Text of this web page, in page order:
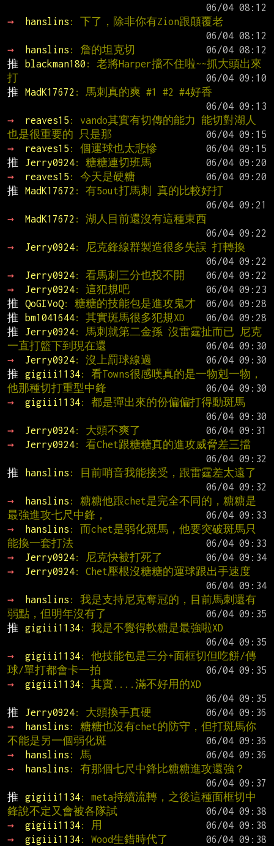
→
hanslins : 下了，除非你有Zion跟顛覆老
→
hanslins : 詹的坦克切
推
blackman180 : 老將Harper擋不住啦~~抓大頭出來
打
推
MadK17672 : 馬刺真的爽 #1 #2 #4好香
→
reaves15 : vando其實有切傳的能力 能切對湖人
也是很重要的 只是那
→
reaves15 : 個運球也太悲慘
推
Jerry0924: 糖糖連切班馬
→
reaves15 : 今天是硬糖
推
MadK17672 : 有5out打馬刺 真的比較好打
→
MadK17672 : 湖人目前還沒有這種東西
→
Jerry0924: 尼克鋒線群製造很多失誤 打轉換
→
Jerry0924: 看馬刺三分也投不開
→
Jerry0924: 這犯規吧
推
QoGIVoQ: 糖糖的技能包是進攻鬼才
推
bm1041644: 其實斑馬很多犯規XD
推
Jerry0924: 馬刺就第二金孫 沒雷霆扯而已 尼克
一直打籃下到現在還
→
Jerry0924: 沒上罰球線過
推
gigiii1134: 看Towns很感嘆真的是一物剋一物，
他那種切打重型中鋒
→
gigiii1134: 都是彈出來的份偏偏打得動斑馬
→
Jerry0924: 大頭不爽了
→
Jerry0924: 看Chet跟糖糖真的進攻威脅差三擋
推
hanslins : 目前哨音我能接受，跟雷霆差太遠了
→
hanslins : 糖糖他跟chet是完全不同的，糖糖是
最強進攻七尺中鋒，
→
hanslins : 而chet是弱化斑馬，他要突破斑馬只
能換一套打法
→
Jerry0924: 尼克快被打死了
→
Jerry0924: Chet壓根沒糖糖的運球跟出手速度
→
hanslins : 我是支持尼克奪冠的，目前馬刺還有
弱點，但明年沒有了
推
gigiii1134: 我是不覺得軟糖是最強啦XD
→
gigiii1134: 他技能包是三分+面框切但吃餅/傳
球/單打都會卡一拍
→
gigiii1134: 其實....滿不好用的XD
推
Jerry0924: 大頭換手真硬
→
hanslins : 糖糖也沒有chet的防守，但打斑馬你
不能是另一個弱化斑
→
hanslins : 馬
→
hanslins : 有那個七尺中鋒比糖糖進攻還強？
推
gigiii1134: meta持續流轉，之後這種面框切中
鋒說不定又會被各隊試
→
gigiii1134: 用
→
gigiii1134: Wood生錯時代了